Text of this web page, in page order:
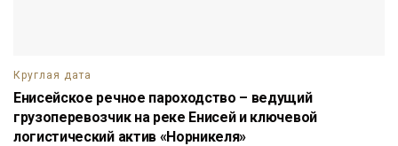
Круглая дата
Енисейское речное пароходство – ведущий
грузоперевозчик на реке Енисей и ключевой
логистический актив «Норникеля»